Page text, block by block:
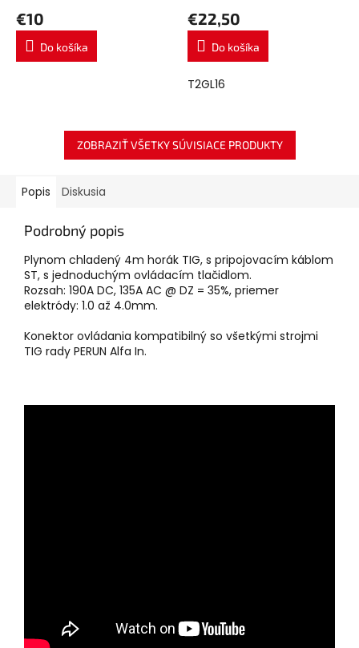
€10
Do košíka
€22,50
Do košíka
T2GL16
ZOBRAZIŤ VŠETKY SÚVISIACE PRODUKTY
Popis Diskusia
Podrobný popis
Plynom chladený 4m horák TIG, s pripojovacím káblom
ST, s jednoduchým ovládacím tlačidlom.
Rozsah: 190A DC, 135A AC @ DZ = 35%, priemer
elektródy: 1.0 až 4.0mm.
Konektor ovládania kompatibilný so všetkými strojmi
TIG rady PERUN Alfa In.